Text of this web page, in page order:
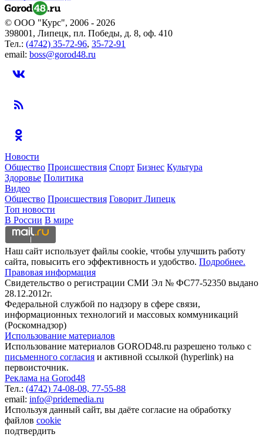
© ООО "Курс", 2006 - 2026
398001, Липецк, пл. Победы, д. 8, оф. 410
Тел.: (4742) 35-72-96, 35-72-91
email: boss@gorod48.ru
Новости
Общество Происшествия Спорт Бизнес Культура
Здоровье Политика
Видео
Общество Происшествия Говорит Липецк
Топ новости
В России В мире
Наш сайт использует файлы cookie, чтобы улучшить работу
сайта, повысить его эффективность и удобство. Подробнее.
Правовая информация
Свидетельство о регистрации СМИ Эл № ФС77-52350 выдано
28.12.2012г.
Федеральной службой по надзору в сфере связи,
информационных технологий и массовых коммуникаций
(Роскомнадзор)
Использование материалов
Использование материалов GOROD48.ru разрешено только с
письменного согласия и активной ссылкой (hyperlink) на
первоисточник.
Реклама на Gorod48
Тел.: (4742) 74-08-08, 77-55-88
email: info@pridemedia.ru
Используя данный сайт, вы даёте согласие на обработку
файлов cookie
подтвердить